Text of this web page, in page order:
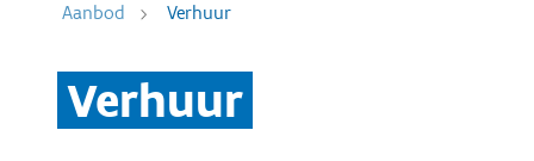
Aanbod
Verhuur
Verhuur